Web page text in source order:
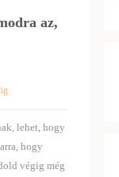
az,
lehet, hogy
hogy
végig még